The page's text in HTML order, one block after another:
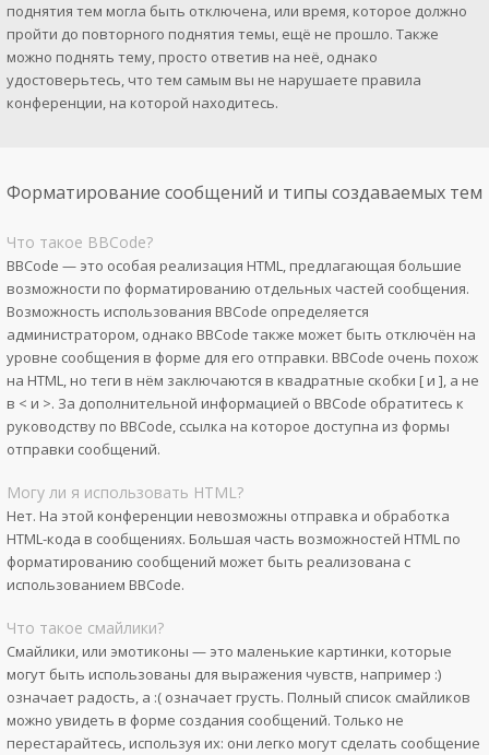
поднятия тем могла быть отключена, или время, которое должно
пройти до повторного поднятия темы, ещё не прошло. Также
можно поднять тему, просто ответив на неё, однако
удостоверьтесь, что тем самым вы не нарушаете правила
конференции, на которой находитесь.
Форматирование сообщений и типы создаваемых тем
Что такое BBCode?
BBCode — это особая реализация HTML, предлагающая большие
возможности по форматированию отдельных частей сообщения.
Возможность использования BBCode определяется
администратором, однако BBCode также может быть отключён на
уровне сообщения в форме для его отправки. BBCode очень похож
на HTML, но теги в нём заключаются в квадратные скобки [ и ], а не
в < и >. За дополнительной информацией о BBCode обратитесь к
руководству по BBCode, ссылка на которое доступна из формы
отправки сообщений.
Могу ли я использовать HTML?
Нет. На этой конференции невозможны отправка и обработка
HTML-кода в сообщениях. Большая часть возможностей HTML по
форматированию сообщений может быть реализована с
использованием BBCode.
Что такое смайлики?
Смайлики, или эмотиконы — это маленькие картинки, которые
могут быть использованы для выражения чувств, например :)
означает радость, а :( означает грусть. Полный список смайликов
можно увидеть в форме создания сообщений. Только не
перестарайтесь, используя их: они легко могут сделать сообщение